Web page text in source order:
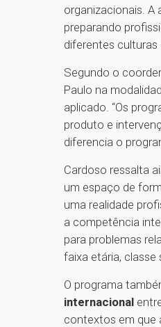
organizacionais. A
preparando
diferentes culturas
Segundo o
Paulo na
aplicado. “Os
produto e
diferencia o
Cardoso ressalta
um espaço de
uma realidade
a competência
para problemas
faixa etária, classe
O programa
internacional
contextos em que